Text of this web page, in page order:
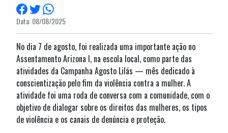
Data: 08/08/2025
No dia 7 de agosto, foi realizada uma importante ação no
Assentamento Arizona I, na escola local, como parte das
atividades da Campanha Agosto Lilás — mês dedicado à
conscientização pelo fim da violência contra a mulher. A
atividade foi uma roda de conversa com a comunidade, com o
objetivo de dialogar sobre os direitos das mulheres, os tipos
de violência e os canais de denúncia e proteção.